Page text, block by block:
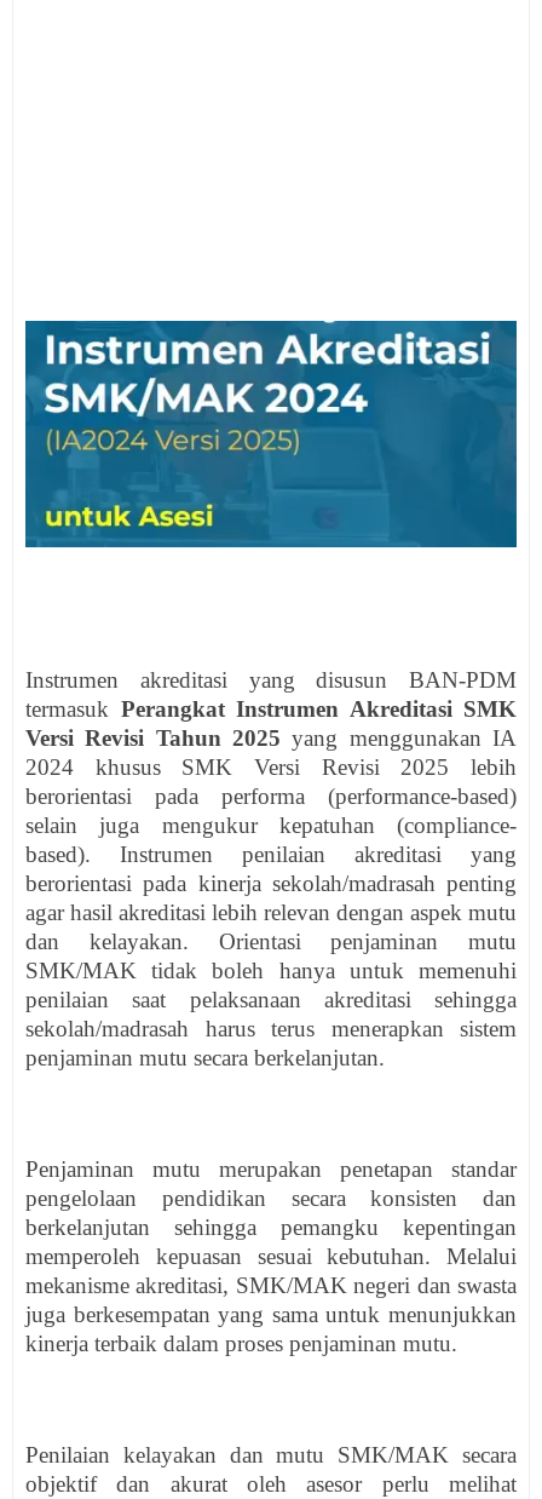
Instrumen akreditasi yang disusun BAN-PDM
termasuk Perangkat Instrumen Akreditasi SMK
Versi Revisi Tahun 2025 yang menggunakan IA
2024 khusus SMK Versi Revisi 2025 lebih
berorientasi pada performa (performance-based)
selain juga mengukur kepatuhan (compliance-
based). Instrumen penilaian akreditasi yang
berorientasi pada kinerja sekolah/madrasah penting
agar hasil akreditasi lebih relevan dengan aspek mutu
dan kelayakan. Orientasi penjaminan mutu
SMK/MAK tidak boleh hanya untuk memenuhi
penilaian saat pelaksanaan akreditasi sehingga
sekolah/madrasah harus terus menerapkan sistem
penjaminan mutu secara berkelanjutan.
Penjaminan mutu merupakan penetapan standar
pengelolaan pendidikan secara konsisten dan
berkelanjutan sehingga pemangku kepentingan
memperoleh kepuasan sesuai kebutuhan. Melalui
mekanisme akreditasi, SMK/MAK negeri dan swasta
juga berkesempatan yang sama untuk menunjukkan
kinerja terbaik dalam proses penjaminan mutu.
Penilaian kelayakan dan mutu SMK/MAK secara
objektif dan akurat oleh asesor perlu melihat